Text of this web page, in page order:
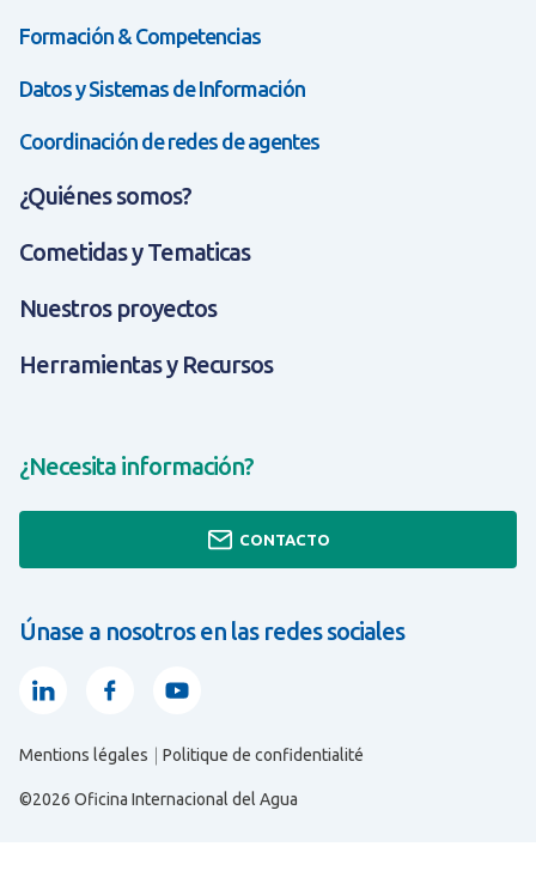
TODO SOBRE ¿QUIÉNES SOMOS?
TODO SOBRE EXPERIENCIA Y SOLUCIONES
TODO SOBRE HERRAMIENTAS Y RECURSOS
Formación & Competencias
Datos y Sistemas de Información
Coordinación de redes de agentes
¿Quiénes somos?
Cometidas y Tematicas
Nuestros proyectos
Herramientas y Recursos
¿Necesita información?
CONTACTO
Únase a nosotros en las redes sociales
LinkedinFacebookYoutube
Mentions légales Politique de confidentialité
©2026 Oficina Internacional del Agua